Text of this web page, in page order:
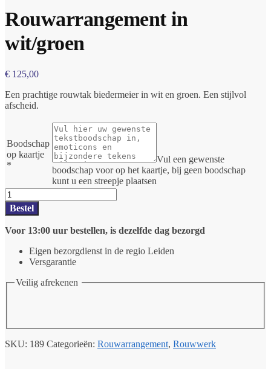
Rouwarrangement in
wit/groen
€ 125,00
Een prachtige rouwtak biedermeier in wit en groen. Een stijlvol
afscheid.
Boodschap
op kaartje
*
Vul een gewenste
boodschap voor op het kaartje, bij geen boodschap
kunt u een streepje plaatsen
Rouwarrangement
in
wit/groen
aantal
Bestel
Voor 13:00 uur bestellen, is dezelfde dag bezorgd
Eigen bezorgdienst in de regio Leiden
Versgarantie
Veilig afrekenen
SKU: 189 Categorieën: Rouwarrangement, Rouwwerk